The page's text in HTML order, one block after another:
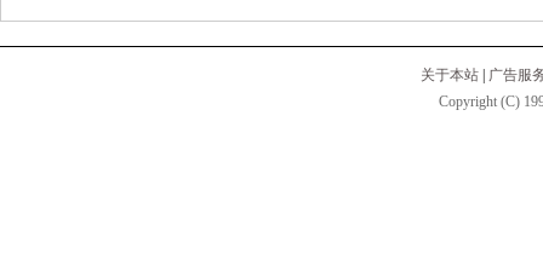
关于本站
广告服
Copyright (C)